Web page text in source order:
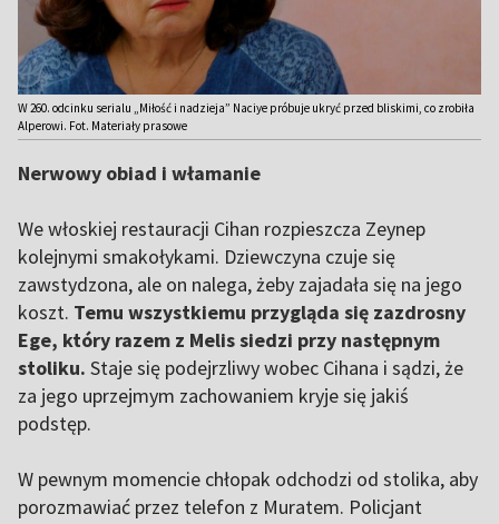
W 260. odcinku serialu „Miłość i nadzieja” Naciye próbuje ukryć przed bliskimi, co zrobiła
Alperowi. Fot. Materiały prasowe
Nerwowy obiad i włamanie
We włoskiej restauracji Cihan rozpieszcza Zeynep
kolejnymi smakołykami. Dziewczyna czuje się
zawstydzona, ale on nalega, żeby zajadała się na jego
koszt. Temu wszystkiemu przygląda się zazdrosny
Ege, który razem z Melis siedzi przy następnym
stoliku. Staje się podejrzliwy wobec Cihana i sądzi, że
za jego uprzejmym zachowaniem kryje się jakiś
podstęp.
W pewnym momencie chłopak odchodzi od stolika, aby
porozmawiać przez telefon z Muratem. Policjant